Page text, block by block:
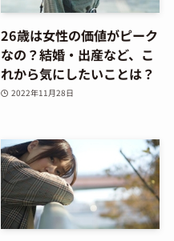
26歳は女性の価値がピーク
なの？結婚・出産など、こ
れから気にしたいことは？
2022年11月28日